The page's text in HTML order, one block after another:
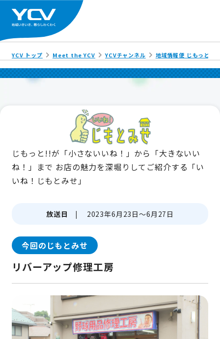
YCV トップ Meet the YCV YCVチャンネル 地域情報便 じもっと!!
じもっと!!が「小さないいね！」から「大きないい
ね！」まで お店の魅力を深堀りしてご紹介する「い
いね！じもとみせ」
放送日 | 2023年6月23日～6月27日
今回のじもとみせ
リバーアップ修理工房